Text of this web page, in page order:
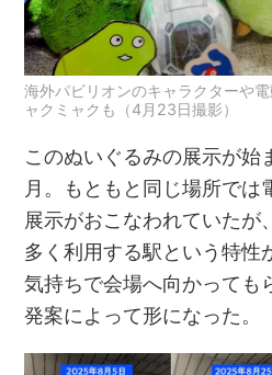
海外パビリオンのキャラクターや
ャクミャクも（4月23日撮影）
このぬいぐるみの展示が
月。もともと同じ場所では
展示がおこなわれていたが
多く利用する駅という特性
気持ちで会場へ向かっても
発案によって形になった。